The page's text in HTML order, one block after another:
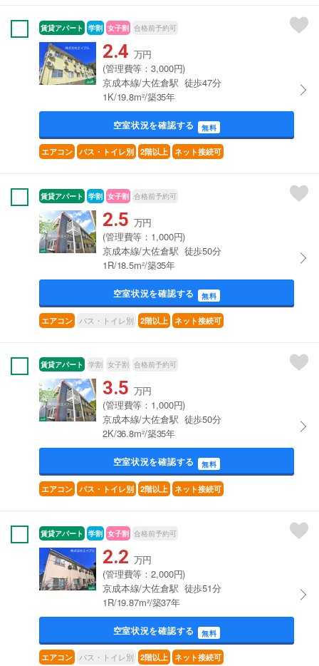
賃貸アパート 学割 女子割 合格前予約可
2.4 万円
(管理費等：3,000円)
京成本線/大佐倉駅 徒歩47分
1K/19.8m²/築35年
空室状況を確認する 無料
エアコン バス・トイレ別 2階以上 ネット接続可
賃貸アパート 学割 女子割 合格前予約可
2.5 万円
(管理費等：1,000円)
京成本線/大佐倉駅 徒歩50分
1R/18.5m²/築35年
空室状況を確認する 無料
エアコン バス・トイレ別 2階以上 ネット接続可
賃貸アパート 学割 女子割 合格前予約可
3.5 万円
(管理費等：1,000円)
京成本線/大佐倉駅 徒歩50分
2K/36.8m²/築35年
空室状況を確認する 無料
エアコン バス・トイレ別 2階以上 ネット接続可
賃貸アパート 学割 女子割 合格前予約可
2.2 万円
(管理費等：2,000円)
京成本線/大佐倉駅 徒歩51分
1R/19.87m²/築37年
空室状況を確認する 無料
エアコン バス・トイレ別 2階以上 ネット接続可